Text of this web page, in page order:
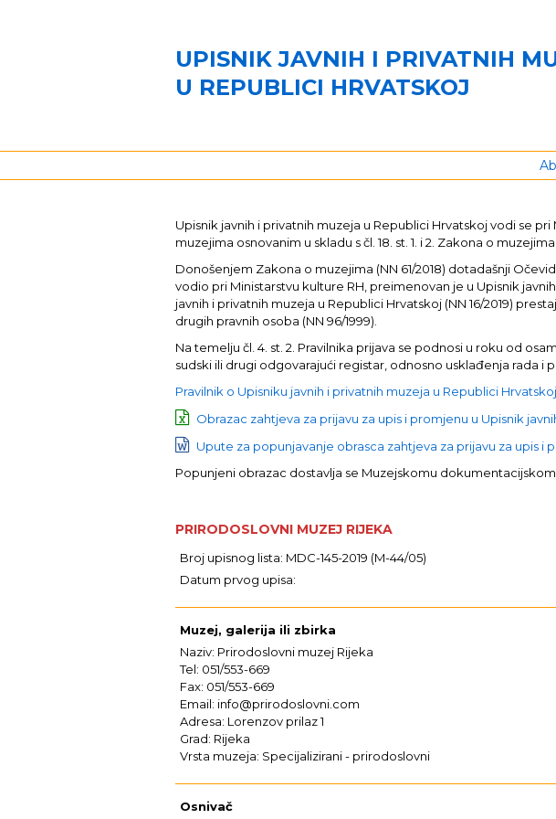
UPISNIK JAVNIH I PRIVATNIH
U REPUBLICI HRVATSKOJ
Upisnik javnih i privatnih muzeja u Republici Hrvatskoj vodi se
muzejima osnovanim u skladu s čl. 18. st. 1. i 2. Zakona o muzejima.
Donošenjem Zakona o muzejima (NN 61/2018) dotadašnji
vodio pri Ministarstvu kulture RH, preimenovan je u Upisnik
javnih i privatnih muzeja u Republici Hrvatskoj (NN 16/2019)
drugih pravnih osoba (NN 96/1999).
Na temelju čl. 4. st. 2. Pravilnika prijava se podnosi u roku od
sudski ili drugi odgovarajući registar, odnosno usklađenja rada i
Pravilnik o Upisniku javnih i privatnih muzeja u Republici Hrvatskoj
Obrazac zahtjeva za prijavu za upis i promjenu u Upisnik
Upute za popunjavanje obrasca zahtjeva za prijavu za upis i
Popunjeni obrazac dostavlja se Muzejskomu
PRIRODOSLOVNI MUZEJ RIJEKA
Broj upisnog lista: MDC-145-2019 (M-44/05)
Datum prvog upisa:
Muzej, galerija ili zbirka
Naziv: Prirodoslovni muzej Rijeka
Tel: 051/553-669
Fax: 051/553-669
Email: info@prirodoslovni.com
Adresa: Lorenzov prilaz 1
Grad: Rijeka
Vrsta muzeja: Specijalizirani - prirodoslovni
Osnivač